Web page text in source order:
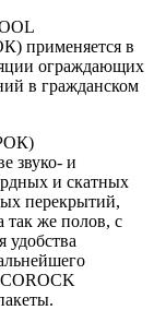
применяется в
ограждающих
в гражданском
звуко- и
и скатных
перекрытий,
так же полов, с
удобства